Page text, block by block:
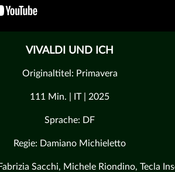
VIVALDI UND ICH
Originaltitel: Primavera
111 Min. | IT | 2025
Sprache: DF
Regie: Damiano Michieletto
Sacchi, Michele Riondino, Tecla